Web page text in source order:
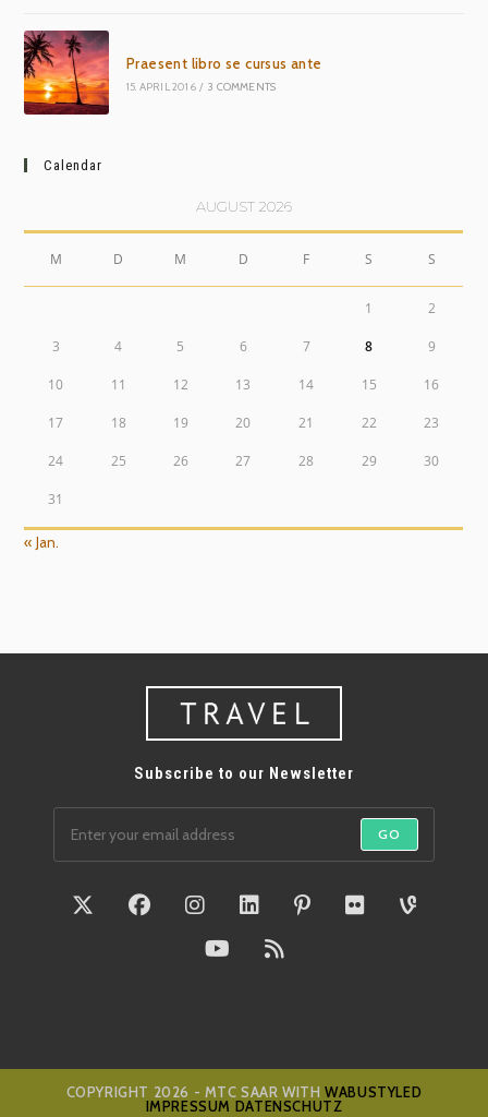
Praesent libro se cursus ante
15. APRIL 2016 / 3 COMMENTS
Calendar
AUGUST 2026
M D M D F S S
1 2
3 4 5 6 7 8 9
10 11 12 13 14 15 16
17 18 19 20 21 22 23
24 25 26 27 28 29 30
31
« Jan.
Subscribe to our Newsletter
GO
COPYRIGHT 2026 - MTC SAAR WITHWABUSTYLED
IMPRESSUM DATENSCHUTZ